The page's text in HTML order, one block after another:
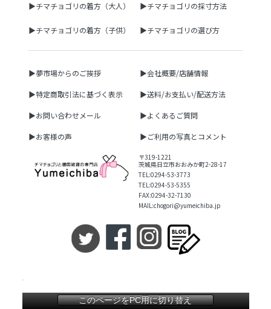
▶チマチョゴリの着方（大人） ▶チマチョゴリの採寸方法
▶チマチョゴリの着方（子供） ▶チマチョゴリの選び方
▶夢市場からのご挨拶 ▶会社概要/店舗情報
▶特定商取引法に基づく表示 ▶送料/お支払い/配送方法
▶お問い合わせメール ▶よくあるご質問
▶お客様の声 ▶ご利用の写真とコメント
〒319-1221
茨城県日立市おおみか町2-28-17
TEL:0294-53-3773
TEL:0294-53-5355
FAX:0294-32-7130
MAIL:chogori@yumeichiba.jp
このページをPC用に切り替え